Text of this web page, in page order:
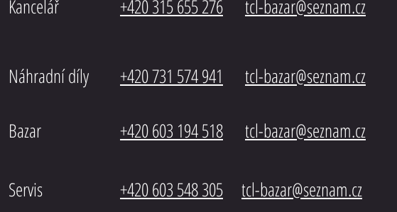
Kancelář +420 315 655 276 tcl-bazar@seznam.cz
Náhradní díly +420 731 574 941 tcl-bazar@seznam.cz
Bazar +420 603 194 518 tcl-bazar@seznam.cz
Servis +420 603 548 305 tcl-bazar@seznam.cz